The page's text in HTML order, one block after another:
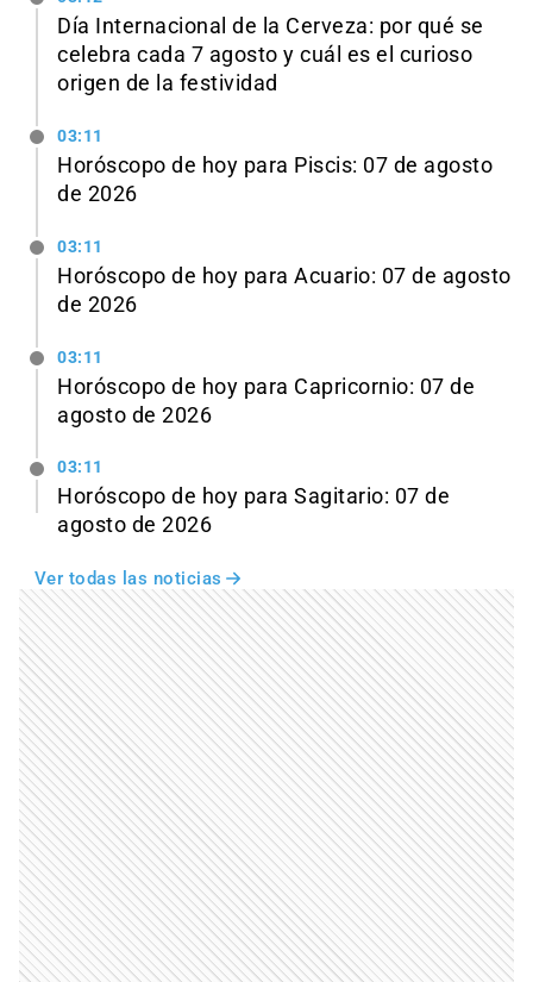
Día Internacional de la Cerveza: por qué se
celebra cada 7 agosto y cuál es el curioso
origen de la festividad
03:11
Horóscopo de hoy para Piscis: 07 de agosto
de 2026
03:11
Horóscopo de hoy para Acuario: 07 de agosto
de 2026
03:11
Horóscopo de hoy para Capricornio: 07 de
agosto de 2026
03:11
Horóscopo de hoy para Sagitario: 07 de
agosto de 2026
Ver todas las noticias